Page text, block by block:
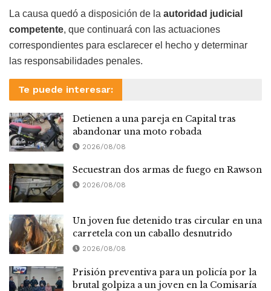
La causa quedó a disposición de la autoridad judicial
competente, que continuará con las actuaciones
correspondientes para esclarecer el hecho y determinar
las responsabilidades penales.
Te puede interesar:
Detienen a una pareja en Capital tras
abandonar una moto robada
2026/08/08
Secuestran dos armas de fuego en Rawson
2026/08/08
Un joven fue detenido tras circular en una
carretela con un caballo desnutrido
2026/08/08
Prisión preventiva para un policía por la
brutal golpiza a un joven en la Comisaría